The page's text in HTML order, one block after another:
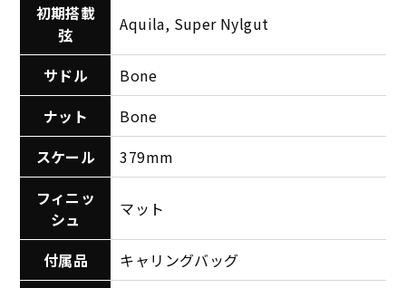
初期搭載
弦
Aquila, Super Nylgut
サドル
Bone
ナット
Bone
スケール
379mm
フィニッ
シュ
マット
付属品
キャリングバッグ